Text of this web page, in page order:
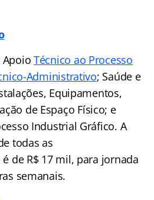
Apoio Técnico ao Processo
Administrativo; Saúde e
Equipamentos,
de Espaço Físico; e
Industrial Gráfico. A
todas as
de R$ 17 mil, para jornada
semanais.